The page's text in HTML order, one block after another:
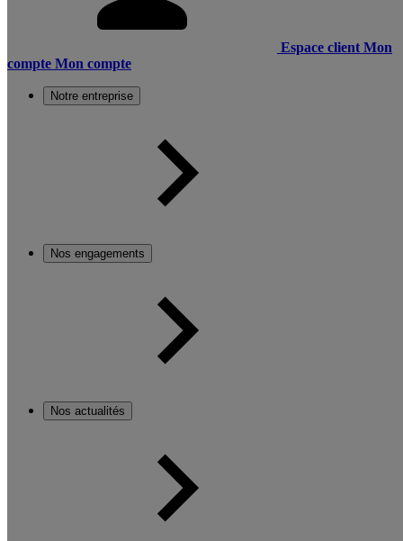
Espace client Mon
compte Mon compte
Notre entreprise
Nos engagements
Nos actualités